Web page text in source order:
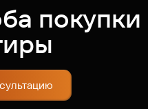
покупки